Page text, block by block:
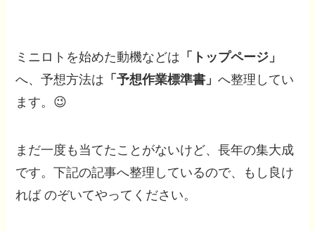
ミニロトを始めた動機などは 「トップページ」
へ、予想方法は 「予想作業標準書」へ整理してい
ます。😉
まだ一度も当てたことがないけど、長年の集大成
です。下記の記事へ整理しているので、もし良け
れば のぞいてやってください。